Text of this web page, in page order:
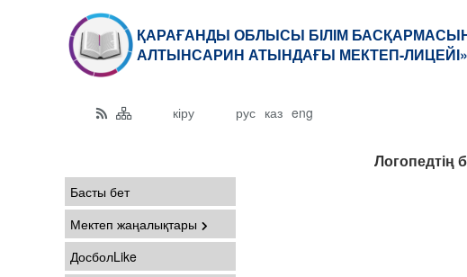
ҚАРАҒАНДЫ ОБЛЫСЫ БІЛІМ
АЛТЫНСАРИН АТЫНДАҒЫ МЕКТЕП-
кіру рус каз eng
Басты бет
Мектеп жаңалықтары
ДосболLike
Логопедтің